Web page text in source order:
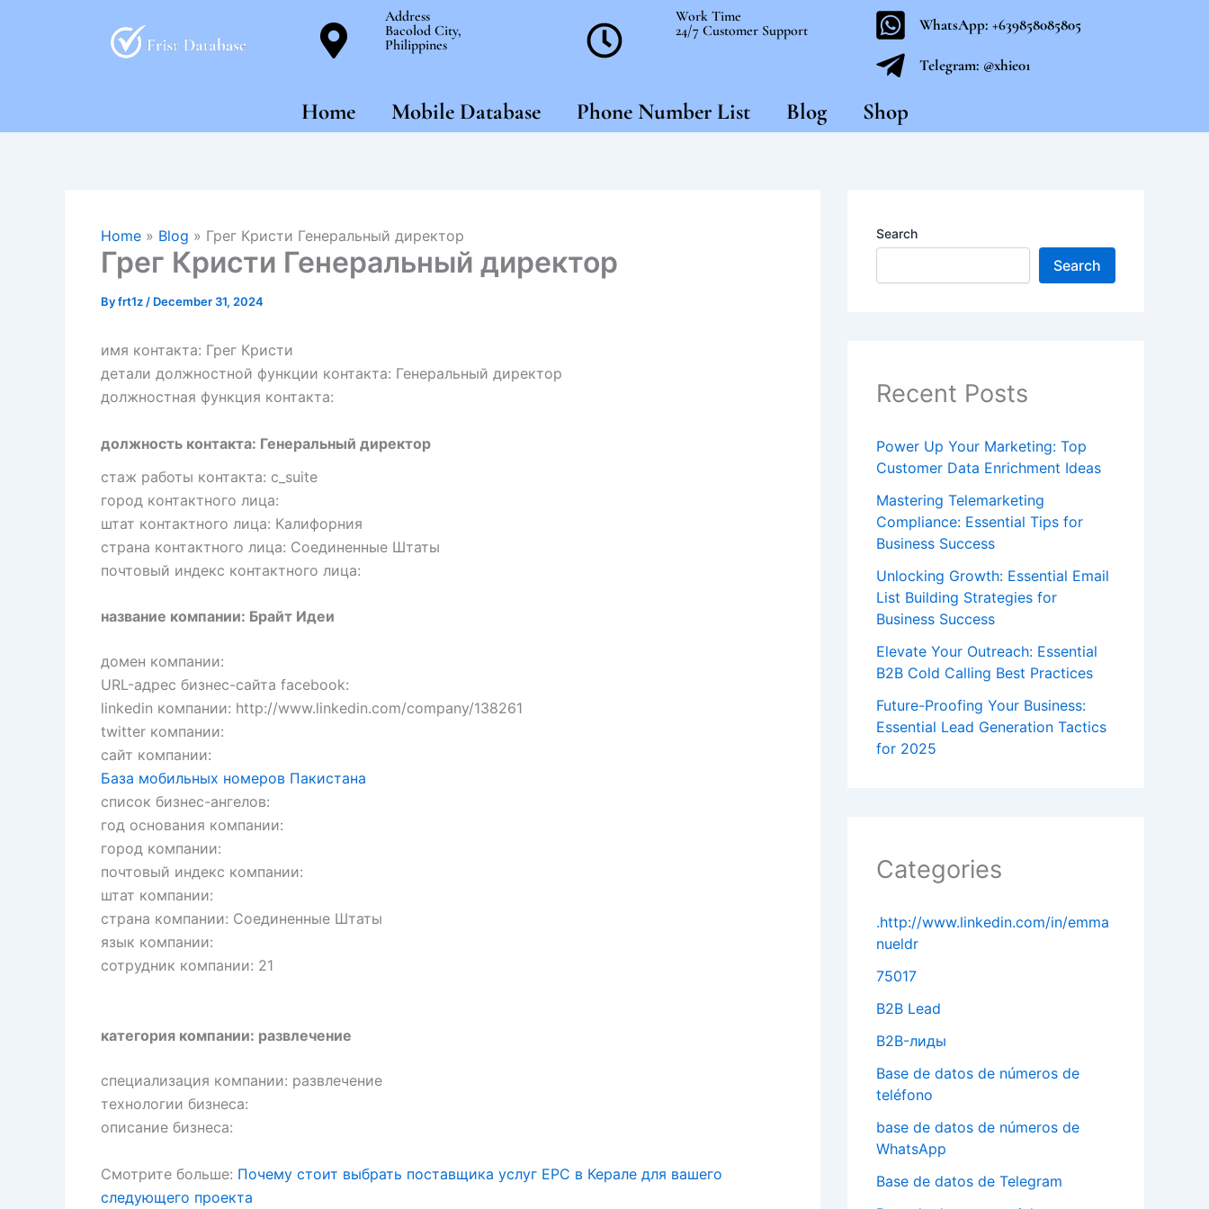
Address
Bacolod City,
Philippines
Work Time
24/7 Customer Support
WhatsApp: +639858085805
Telegram: @xhie01
Home Mobile Database Phone Number List Blog Shop
Home » Blog » Грег Кристи Генеральный директор
Грег Кристи Генеральный директор
Byfrt1z / December 31, 2024
имя контакта: Грег Кристи
детали должностной функции контакта: Генеральный директор
должностная функция контакта:
должность контакта: Генеральный директор
стаж работы контакта: c_suite
город контактного лица:
штат контактного лица: Калифорния
страна контактного лица: Соединенные Штаты
почтовый индекс контактного лица:
название компании: Брайт Идеи
домен компании:
URL-адрес бизнес-сайта facebook:
linkedin компании: http://www.linkedin.com/company/138261
twitter компании:
сайт компании:
База мобильных номеров Пакистана
список бизнес-ангелов:
год основания компании:
город компании:
почтовый индекс компании:
штат компании:
страна компании: Соединенные Штаты
язык компании:
сотрудник компании: 21
категория компании: развлечение
специализация компании: развлечение
технологии бизнеса:
описание бизнеса:
Смотрите больше: Почему стоит выбрать поставщика услуг EPC в Керале для вашего
следующего проекта
Search
Search
Recent Posts
Power Up Your Marketing: Top
Customer Data Enrichment Ideas
Mastering Telemarketing
Compliance: Essential Tips for
Business Success
Unlocking Growth: Essential Email
List Building Strategies for
Business Success
Elevate Your Outreach: Essential
B2B Cold Calling Best Practices
Future-Proofing Your Business:
Essential Lead Generation Tactics
for 2025
Categories
.http://www.linkedin.com/in/emma
nueldr
75017
B2B Lead
B2B-лиды
Base de datos de números de
teléfono
base de datos de números de
WhatsApp
Base de datos de Telegram